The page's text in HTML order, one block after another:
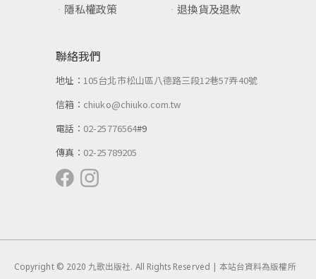
隱私權政策
退換貨及退款
聯絡我們
地址：105台北市松山區八德路三段12巷57弄40號
信箱： chiuko@chiuko.com.tw
電話： 02-25776564#9
傳真： 02-25789205
Copyright © 2020 九歌出版社. All Rights Reserved | 本站台資料為版權所